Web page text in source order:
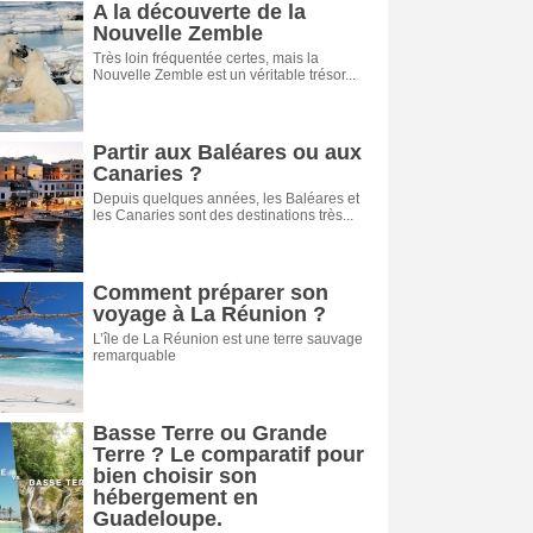
A la découverte de la
Nouvelle Zemble
Très loin fréquentée certes, mais la
Nouvelle Zemble est un véritable trésor...
Partir aux Baléares ou aux
Canaries ?
Depuis quelques années, les Baléares et
les Canaries sont des destinations très...
Comment préparer son
voyage à La Réunion ?
L’île de La Réunion est une terre sauvage
remarquable
Basse Terre ou Grande
Terre ? Le comparatif pour
bien choisir son
hébergement en
Guadeloupe.